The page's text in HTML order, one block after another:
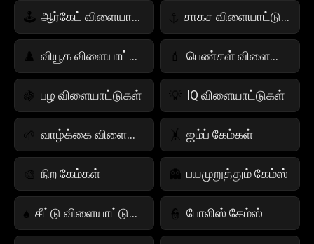
🕹️ ஆர்கேட் விளையாட்டுகள் ⚓ சாகச விளையாட்டுகள்
♟️ வியூக விளையாட்டுகள் 💄 பெண்கள் விளையாட்டுகள்
🍇 பழ விளையாட்டுகள் 💡 IQ விளையாட்டுகள்
🌱 வாழ்க்கை விளையாட்டு 🤸 ஜம்ப் கேம்கள்
🎨 நிற கேம்கள் 👻 பயமுறுத்தும் கேம்ஸ்
♠️ சீட்டு விளையாட்டுகள் 👮 போலிஸ் கேம்ஸ்